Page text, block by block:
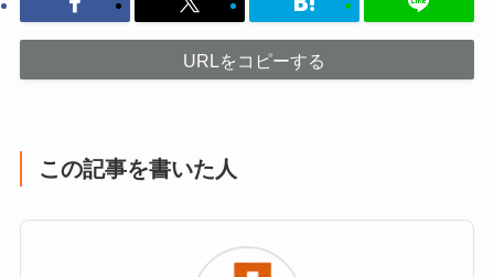
URLをコピーする
この記事を書いた人